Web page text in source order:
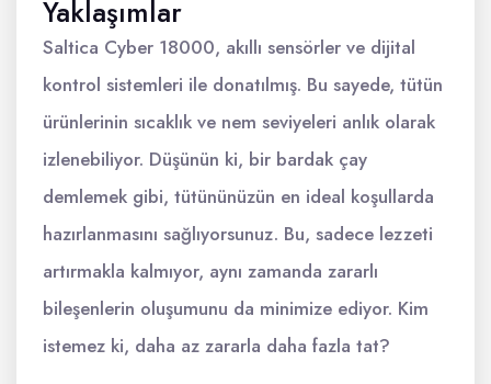
Yaklaşımlar
Saltica Cyber 18000, akıllı sensörler ve dijital
kontrol sistemleri ile donatılmış. Bu sayede, tütün
ürünlerinin sıcaklık ve nem seviyeleri anlık olarak
izlenebiliyor. Düşünün ki, bir bardak çay
demlemek gibi, tütününüzün en ideal koşullarda
hazırlanmasını sağlıyorsunuz. Bu, sadece lezzeti
artırmakla kalmıyor, aynı zamanda zararlı
bileşenlerin oluşumunu da minimize ediyor. Kim
istemez ki, daha az zararla daha fazla tat?